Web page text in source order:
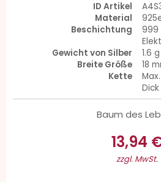
ID Artikel
Material
Beschichtung
999
Gewicht von Silber
1.6 g
Breite Größe
18
Kette
Baum des
13,94
zzgl. MwSt.